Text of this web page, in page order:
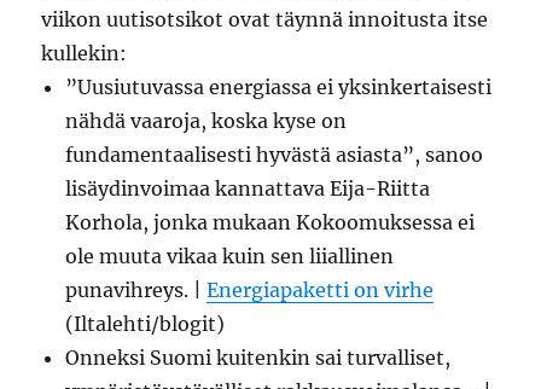
viikon uutisotsikot ovat täynnä innoitusta itse
kullekin:
”Uusiutuvassa energiassa ei yksinkertaisesti
nähdä vaaroja, koska kyse on
fundamentaalisesti hyvästä asiasta”, sanoo
lisäydinvoimaa kannattava Eija-Riitta
Korhola, jonka mukaan Kokoomuksessa ei
ole muuta vikaa kuin sen liiallinen
punavihreys. |Energiapaketti on virhe
(Iltalehti/blogit)
Onneksi Suomi kuitenkin sai turvalliset,